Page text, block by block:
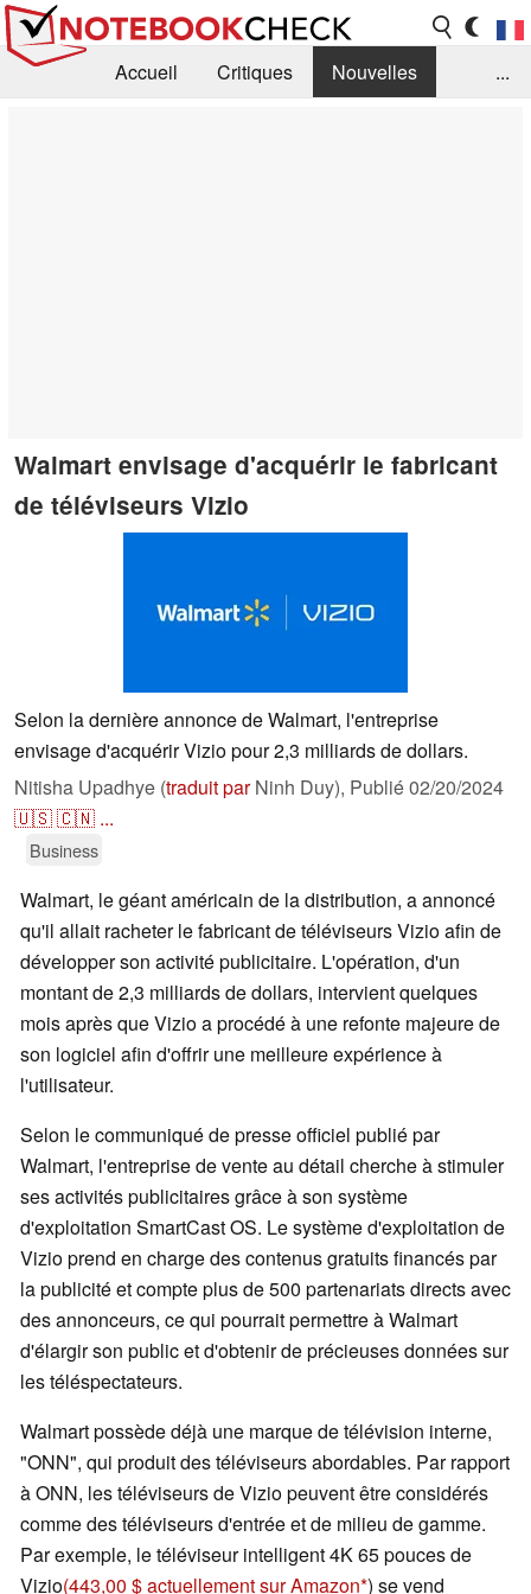
Accueil Critiques
Nouvelles
...
Walmart envisage d'acquérir le fabricant
de téléviseurs Vizio
Selon la dernière annonce de Walmart, l'entreprise
envisage d'acquérir Vizio pour 2,3 milliards de dollars.
Nitisha Upadhye (traduit parNinh Duy), Publié02/20/2024
🇺🇸🇨🇳 ...
Business
Walmart, le géant américain de la distribution, a annoncé
qu'il allait racheter le fabricant de téléviseurs Vizio afin de
développer son activité publicitaire. L'opération, d'un
montant de 2,3 milliards de dollars, intervient quelques
mois après que Vizio a procédé à une refonte majeure de
son logiciel afin d'offrir une meilleure expérience à
l'utilisateur.
Selon le communiqué de presse officiel publié par
Walmart, l'entreprise de vente au détail cherche à stimuler
ses activités publicitaires grâce à son système
d'exploitation SmartCast OS. Le système d'exploitation de
Vizio prend en charge des contenus gratuits financés par
la publicité et compte plus de 500 partenariats directs avec
des annonceurs, ce qui pourrait permettre à Walmart
d'élargir son public et d'obtenir de précieuses données sur
les téléspectateurs.
Walmart possède déjà une marque de télévision interne,
"ONN", qui produit des téléviseurs abordables. Par rapport
à ONN, les téléviseurs de Vizio peuvent être considérés
comme des téléviseurs d'entrée et de milieu de gamme.
Par exemple, le téléviseur intelligent 4K 65 pouces de
Vizio(443,00 $ actuellement sur Amazon ) se vend